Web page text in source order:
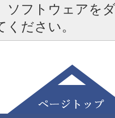
ソフトウェアを
ださい。